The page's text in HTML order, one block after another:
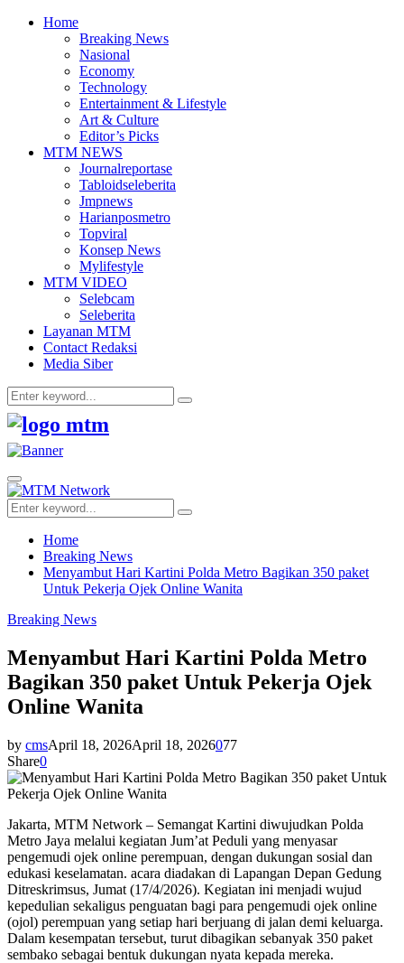
Home
Breaking News
Nasional
Economy
Technology
Entertainment & Lifestyle
Art & Culture
Editor’s Picks
MTM NEWS
Journalreportase
Tabloidseleberita
Jmpnews
Harianposmetro
Topviral
Konsep News
Mylifestyle
MTM VIDEO
Selebcam
Seleberita
Layanan MTM
Contact Redaksi
Media Siber
Search
for:
Search
Facebook
Twitter
Youtube
Primary
Menu
Search
for:
Search
Home
Breaking News
Menyambut Hari Kartini Polda Metro Bagikan 350 paket
Untuk Pekerja Ojek Online Wanita
Breaking News
Menyambut Hari Kartini Polda Metro
Bagikan 350 paket Untuk Pekerja Ojek
Online Wanita
by cmsApril 18, 2026April 18, 2026077
Share0
Jakarta, MTM Network – Semangat Kartini diwujudkan Polda
Metro Jaya melalui kegiatan Jum’at Peduli yang menyasar
pengemudi ojek online perempuan, dengan dukungan sosial dan
edukasi keselamatan. acara diadakan di Lapangan Depan Gedung
Ditreskrimsus, Jumat (17/4/2026). Kegiatan ini menjadi wujud
kepedulian sekaligus penguatan bagi para pengemudi ojek online
(ojol) perempuan yang setiap hari berjuang di jalan demi keluarga.
Dalam kesempatan tersebut, turut dibagikan sebanyak 350 paket
sembako sebagai bentuk dukungan nyata kepada mereka.